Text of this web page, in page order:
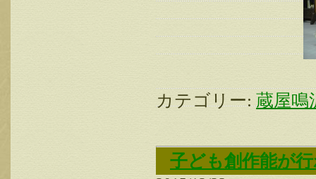
カテゴリー: 蔵屋鳴
子ども創作能が